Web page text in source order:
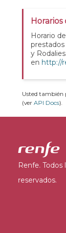
Horarios
Horario
prestados
y
en http://
Usted también
(ver API Docs).
Renfe. Todos
reservados.